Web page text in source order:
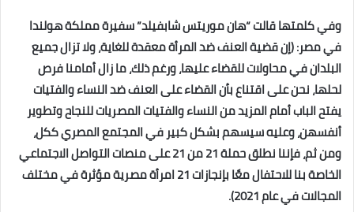
وفي كلمتها قالت “هان موريتس شابفيلد” سفيرة مملكة هولندا
في مصر: (إن قضية العنف ضد المرأة معقدة للغاية، ولا تزال جميع
البلدان في محاولات للقضاء عليها، ورغم ذلك، ما زال أمامنا فرص
لحلها، نحن على اقتناع بأن القضاء على العنف ضد النساء والفتيات
يفتح الباب أمام المزيد من النساء والفتيات المصريات للنجاح وتطوير
أنفسهن، وعليه سيسهم بشكل كبير في المجتمع المصري ككل،
ومن ثم، فإننا نطلق حملة 21 من 21 على منصات التواصل الاجتماعي
الخاصة بنا للاحتفال معًا بإنجازات 21 امرأة مصرية مؤثرة في مختلف
المجالات في عام 2021).